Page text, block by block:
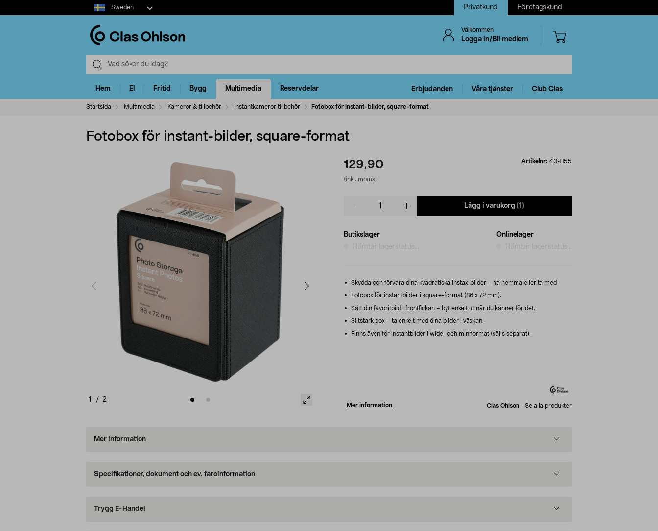
Select
market
Sweden Privatkund Företagskund
Välkommen
Logga in/Bli medlem
Hem El Fritid Bygg Multimedia Reservdelar Erbjudanden Våra tjänster Club Clas
Startsida Multimedia Kameror & tillbehör Instantkameror tillbehör Fotobox för instant-bilder, square-format
Fotobox för instant-bilder, square-format
1 / 2
129,90
(inkl. moms)
Artikelnr: 40-1155
Lägg i varukorg (1)
Butikslager
Onlinelager
Skydda och förvara dina kvadratiska instax-bilder – ha hemma eller ta med
Fotobox för instantbilder i square-format (86 x 72 mm).
Sätt din favoritbild i frontfickan – byt enkelt ut när du känner för det.
Slitstark box – ta enkelt med dina bilder i väskan.
Finns även för instantbilder i wide- och miniformat (säljs separat).
Mer information Clas Ohlson - Se alla produkter
Mer information
Specifikationer, dokument och ev. faroinformation
Trygg E-Handel